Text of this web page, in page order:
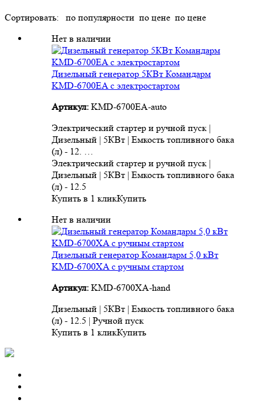
Сортировать: по популярности по цене по цене
Нет в наличии
Дизельный генератор 5КВт Командарм
KMD-6700EA с электростартом
Артикул: KMD-6700EA-auto
Электрический стартер и ручной пуск |
Дизельный | 5КВт | Емкость топливного бака
(л) - 12. …
Электрический стартер и ручной пуск |
Дизельный | 5КВт | Емкость топливного бака
(л) - 12.5
Купить в 1 кликКупить
Нет в наличии
Дизельный генератор Командарм 5,0 кВт
KMD-6700XA с ручным стартом
Артикул: KMD-6700XA-hand
Дизельный | 5КВт | Емкость топливного бака
(л) - 12.5 | Ручной пуск
Купить в 1 кликКупить